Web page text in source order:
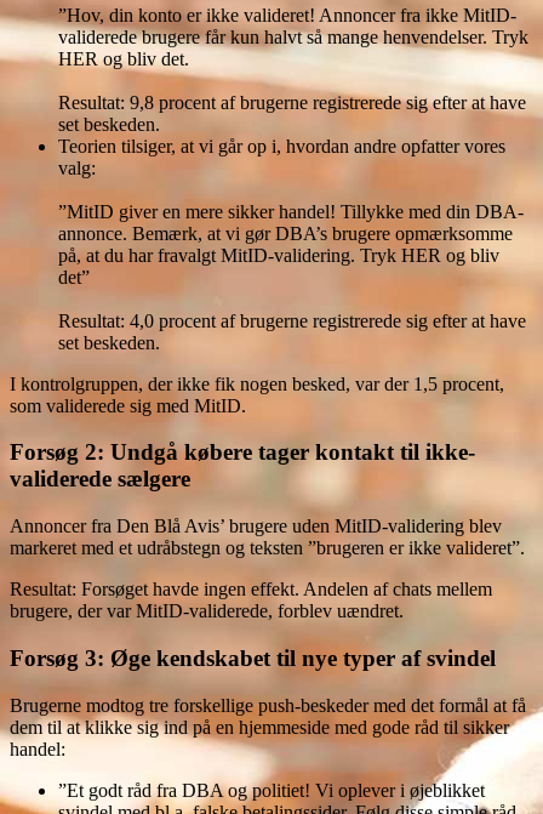
”Hov, din konto er ikke valideret! Annoncer fra ikke MitID-
validerede brugere får kun halvt så mange henvendelser. Tryk
HER og bliv det.
Resultat: 9,8 procent af brugerne registrerede sig efter at have
set beskeden.
Teorien tilsiger, at vi går op i, hvordan andre opfatter vores
valg:
”MitID giver en mere sikker handel! Tillykke med din DBA-
annonce. Bemærk, at vi gør DBA’s brugere opmærksomme
på, at du har fravalgt MitID-validering. Tryk HER og bliv
det”
Resultat: 4,0 procent af brugerne registrerede sig efter at have
set beskeden.
I kontrolgruppen, der ikke fik nogen besked, var der 1,5 procent,
som validerede sig med MitID.
Forsøg 2: Undgå købere tager kontakt til ikke-
validerede sælgere
Annoncer fra Den Blå Avis’ brugere uden MitID-validering blev
markeret med et udråbstegn og teksten ”brugeren er ikke valideret”.
Resultat: Forsøget havde ingen effekt. Andelen af chats mellem
brugere, der var MitID-validerede, forblev uændret.
Forsøg 3: Øge kendskabet til nye typer af svindel
Brugerne modtog tre forskellige push-beskeder med det formål at få
dem til at klikke sig ind på en hjemmeside med gode råd til sikker
handel:
”Et godt råd fra DBA og politiet! Vi oplever i øjeblikket